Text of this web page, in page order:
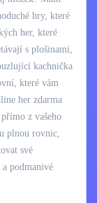
hry, které
her, které
s plošinami,
kachnička
které vám
her zdarma
z vašeho
plnou rovnic,
své
podmanivé